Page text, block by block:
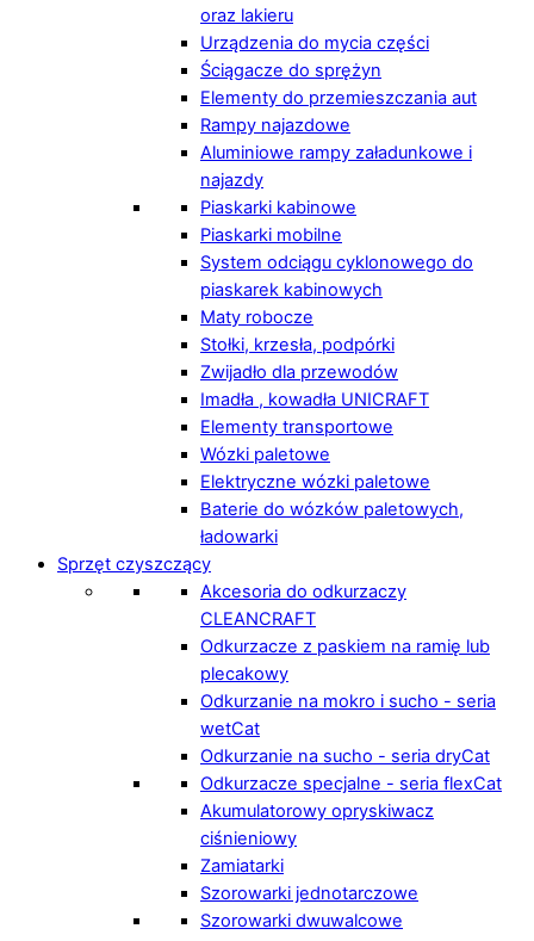
oraz lakieru
Urządzenia do mycia części
Ściągacze do sprężyn
Elementy do przemieszczania aut
Rampy najazdowe
Aluminiowe rampy załadunkowe i
najazdy
Piaskarki kabinowe
Piaskarki mobilne
System odciągu cyklonowego do
piaskarek kabinowych
Maty robocze
Stołki, krzesła, podpórki
Zwijadło dla przewodów
Imadła , kowadła UNICRAFT
Elementy transportowe
Wózki paletowe
Elektryczne wózki paletowe
Baterie do wózków paletowych,
ładowarki
Sprzęt czyszczący
Akcesoria do odkurzaczy
CLEANCRAFT
Odkurzacze z paskiem na ramię lub
plecakowy
Odkurzanie na mokro i sucho - seria
wetCat
Odkurzanie na sucho - seria dryCat
Odkurzacze specjalne - seria flexCat
Akumulatorowy opryskiwacz
ciśnieniowy
Zamiatarki
Szorowarki jednotarczowe
Szorowarki dwuwalcowe